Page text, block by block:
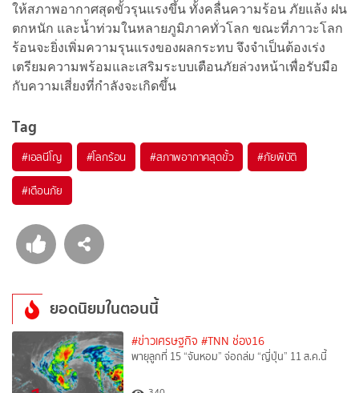
ให้สภาพอากาศสุดขั้วรุนแรงขึ้น ทั้งคลื่นความร้อน ภัยแล้ง ฝน
ตกหนัก และน้ำท่วมในหลายภูมิภาคทั่วโลก ขณะที่ภาวะโลก
ร้อนจะยิ่งเพิ่มความรุนแรงของผลกระทบ จึงจำเป็นต้องเร่ง
เตรียมความพร้อมและเสริมระบบเตือนภัยล่วงหน้าเพื่อรับมือ
กับความเสี่ยงที่กำลังจะเกิดขึ้น
Tag
#เอลนีโญ #โลกร้อน #สภาพอากาศสุดขั้ว #ภัยพิบัติ
#เตือนภัย
ยอดนิยมในตอนนี้
#ข่าวเศรษฐกิจ #TNN ช่อง16
พายุลูกที่ 15 “จันหอม” จ่อถล่ม “ญี่ปุ่น” 11 ส.ค.นี้